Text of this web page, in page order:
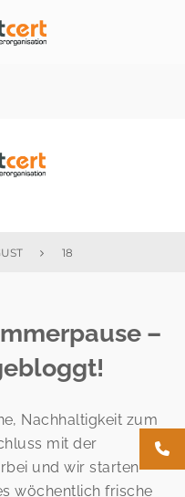
18
–
Nachhaltigkeit zum
mit der
und wir starten
wöchentlich frische